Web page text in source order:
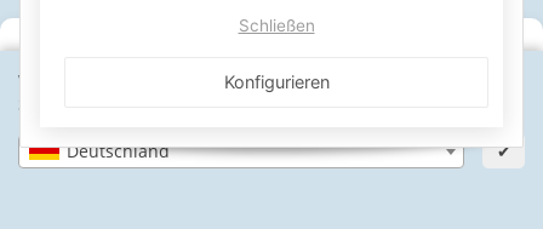
Wähle dein Lieferland, um Preise und Artikel für deinen
Standort zu sehen.
Deutschland ✔
Schließen
Konfigurieren